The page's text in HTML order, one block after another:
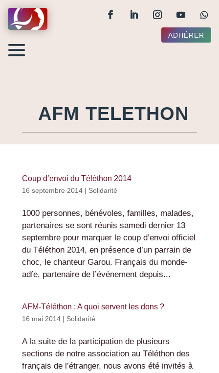
ADHÉRER
AFM TELETHON
Coup d’envoi du Téléthon 2014
16 septembre 2014| Solidarité
1000 personnes, bénévoles, familles, malades,
partenaires se sont réunis samedi dernier 13
septembre pour marquer le coup d’envoi officiel
du Téléthon 2014, en présence d’un parrain de
choc, le chanteur Garou. Français du monde-
adfe, partenaire de l’événement depuis...
AFM-Téléthon : A quoi servent les dons ?
16 mai 2014| Solidarité
A la suite de la participation de plusieurs
sections de notre association au Téléthon des
français de l’étranger, nous avons été invités à